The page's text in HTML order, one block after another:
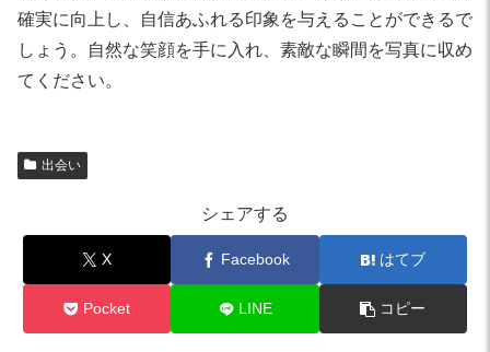
確実に向上し、自信あふれる印象を与えることができるで
しょう。自然な笑顔を手に入れ、素敵な瞬間を写真に収め
てください。
出会い
シェアする
X Facebook はてブ
Pocket LINE コピー